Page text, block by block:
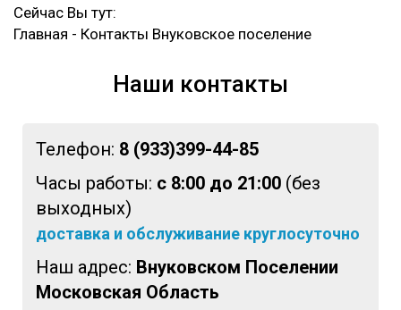
Сейчас Вы тут:
Главная - Контакты Внуковское поселение
Наши контакты
Телефон: 8 (933)399-44-85
Часы работы: с 8:00 до 21:00 (без
выходных)
доставка и обслуживание круглосуточно
Наш адрес: Внуковском Поселении
Московская Область